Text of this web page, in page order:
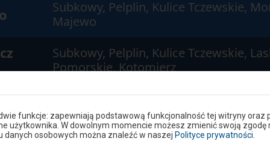
Subkowy, Pelplin, Kulice Tczewskie,
Majewo
Subkowy, Pelplin, Kulice Tczewskie,
Pomorskie, Kotomierz
Subkowy, Pelplin, Kulice Tczewskie,
Majewo
Tczew, Gdańsk Główny, Gdańsk Oliwa,
funkcje: zapewniają podstawową funkcjonalność tej witryny oraz
użytkownika. W dowolnym momencie możesz zmienić swoją zgodę
osobowych można znaleźć w naszej Polityce prywatności